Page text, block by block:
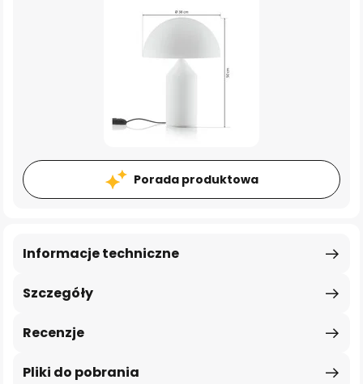
Porada produktowa
Szczegóły
Informacje techniczne
Recenzje
Pliki do pobrania